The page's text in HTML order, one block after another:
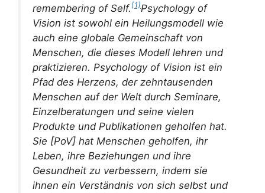
remembering of Self. [1]Psychology of
Vision ist sowohl ein Heilungsmodell wie
auch eine globale Gemeinschaft von
Menschen, die dieses Modell lehren und
praktizieren. Psychology of Vision ist ein
Pfad des Herzens, der zehntausenden
Menschen auf der Welt durch Seminare,
Einzelberatungen und seine vielen
Produkte und Publikationen geholfen hat.
Sie [PoV] hat Menschen geholfen, ihr
Leben, ihre Beziehungen und ihre
Gesundheit zu verbessern, indem sie
ihnen ein Verständnis von sich selbst und